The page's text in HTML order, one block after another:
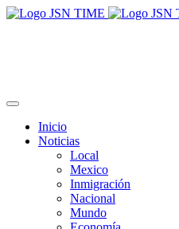
Inicio
Noticias
Local
Mexico
Inmigración
Nacional
Mundo